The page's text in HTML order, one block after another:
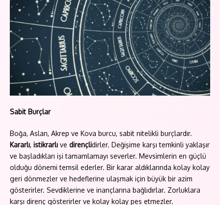
Sabit Burçlar
Boğa, Aslan, Akrep ve Kova burcu, sabit nitelikli burçlardır.
Kararlı, istikrarlı ve dirençlidirler. Değişime karşı temkinli yaklaşır
ve başladıkları işi tamamlamayı severler. Mevsimlerin en güçlü
olduğu dönemi temsil ederler. Bir karar aldıklarında kolay kolay
geri dönmezler ve hedeflerine ulaşmak için büyük bir azim
gösterirler. Sevdiklerine ve inançlarına bağlıdırlar. Zorluklara
karşı direnç gösterirler ve kolay kolay pes etmezler.